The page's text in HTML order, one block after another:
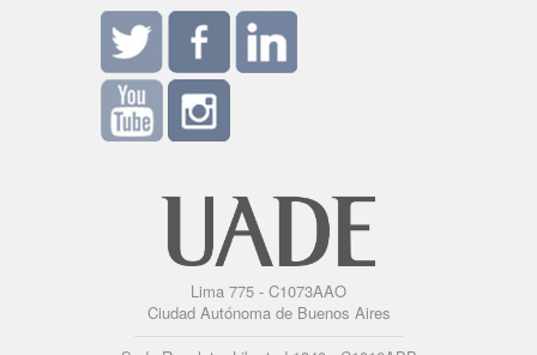
Lima 775 - C1073AAO
Ciudad Autónoma de Buenos Aires